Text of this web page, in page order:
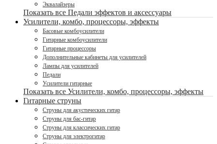
Эквалайзеры
Показать все Педали эффектов и аксессуары
Усилители, комбо, процессоры, эффекты
Басовые комбоусилители
Гитарные комбоусилители
Гитарные процессоры
Дополнительные кабинеты для усилителей
Лампы для усилителей
Педали
Усилители гитарные
Показать все Усилители, комбо, процессоры, эффекты
Гитарные струны
Струны для акустических гитар
Струны для бас-гитар
Струны для классических гитар
Струны для электрогитар